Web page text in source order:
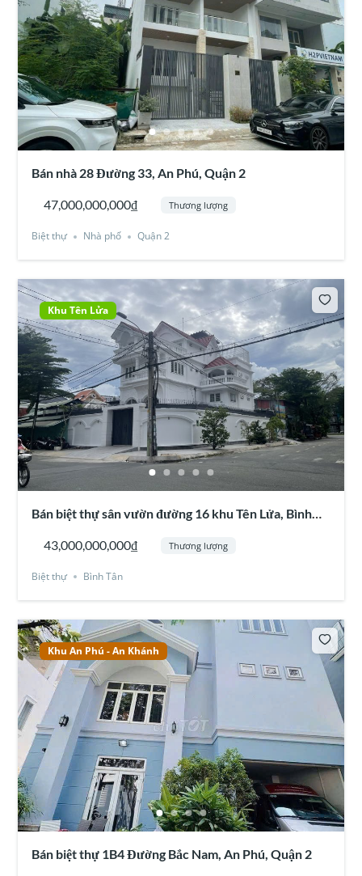
Điểm Nổi Bật Của Bất Động Sản
Biệt thự sân vườn diện tích lớn
12x25m
Khu biệt thự cao cấp, an ninh và yên tĩnh
Hướng Đông đón gió, không gian sống mát mẻ
Gần AEON Mall Bình Tân và Bệnh viện Quốc tế City
Phù hợp an cư, nghỉ dưỡng hoặc tích lũy tài sản lâu
Giá trị bất động sản tăng trưởng ổn định tại khu
Giá Bán
43 tỷ đồng – Thương lượng chính chủ
BĐS Nhà Gia Phúc – 0908 434 810
Xem thêm tại Nhà đấtTên Lửa
Bán nhà 28 Đường 33, An Phú, Quận 2
47,000,000,000₫ Thương lượng
Biệt thự Nhà phố Quận 2
Khu Tên Lửa
Bán biệt thự sân vườn đường 16 khu Tên Lửa, Bình
43,000,000,000₫ Thương lượng
Biệt thự Bình Tân
Khu An Phú - An Khánh
Bán biệt thự 1B4 Đường Bắc Nam, An Phú, Quận 2